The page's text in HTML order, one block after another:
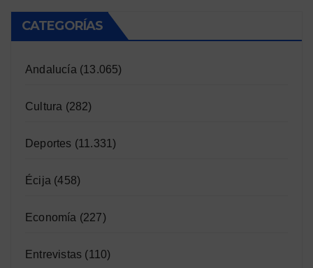
CATEGORÍAS
Andalucía (13.065)
Cultura (282)
Deportes (11.331)
Écija (458)
Economía (227)
Entrevistas (110)